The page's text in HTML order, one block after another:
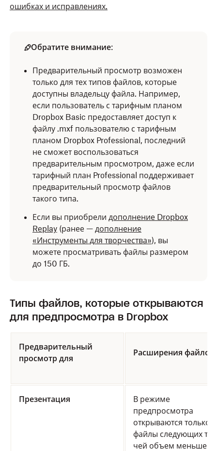
ошибках и исправлениях.
Обратите внимание:
Предварительный просмотр возможен
только для тех типов файлов, которые
доступны владельцу файла. Например,
если пользователь с тарифным планом
Dropbox Basic предоставляет доступ к
файлу .mxf пользователю с тарифным
планом Dropbox Professional, последний
не сможет воспользоваться
предварительным просмотром, даже если
тарифный план Professional поддерживает
предварительный просмотр файлов
такого типа.
Если вы приобрели дополнение Dropbox
Replay (ранее — дополнение
«Инструменты для творчества»), вы
можете просматривать файлы размером
до 150 ГБ.
Типы файлов, которые открываются
для предпросмотра в Dropbox
Предварительный
просмотр для
Расширения файлов
Презентация
В режиме
предпросмотра
открываются только
файлы следующих
чей объем меньше